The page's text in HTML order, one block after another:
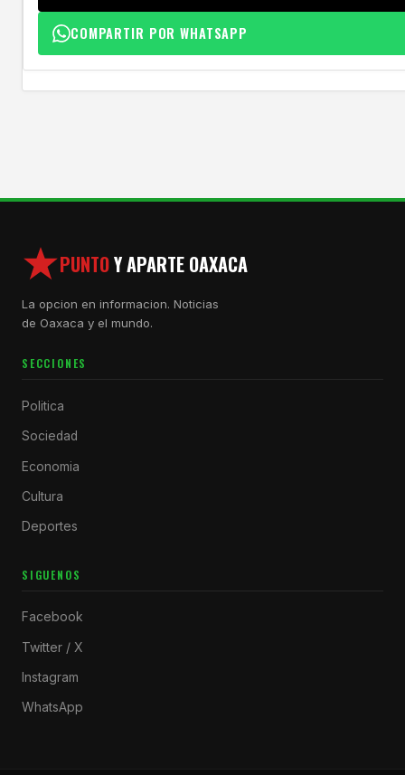
COMPARTIR POR WHATSAPP
PUNTOY APARTE OAXACA
La opcion en informacion. Noticias
de Oaxaca y el mundo.
SECCIONES
Politica
Sociedad
Economia
Cultura
Deportes
SIGUENOS
Facebook
Twitter / X
Instagram
WhatsApp